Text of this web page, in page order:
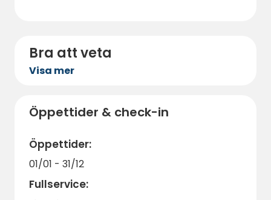
Bra att veta
Visa mer
Öppettider & check-in
Öppettider:
01/01 - 31/12
Fullservice: